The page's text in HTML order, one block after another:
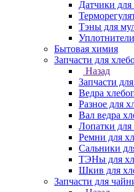
Датчики для
Тэны для
Бытовая химия
Запчасти для
Назад
Запчасти
Ведра
Разное для
Вал ведра
Лопатки для
Ремни для
Сальники
ТЭНы для
Шкив для
Запчасти для